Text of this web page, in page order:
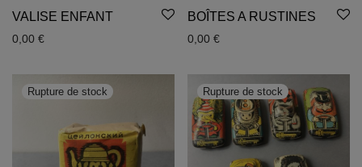
VALISE ENFANT
0,00 €
BOÎTES A RUSTINES
0,00 €